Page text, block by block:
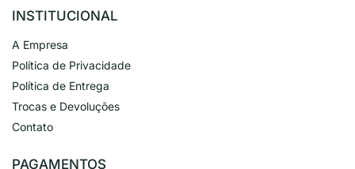
INSTITUCIONAL
A Empresa
Política de Privacidade
Política de Entrega
Trocas e Devoluções
Contato
PAGAMENTOS